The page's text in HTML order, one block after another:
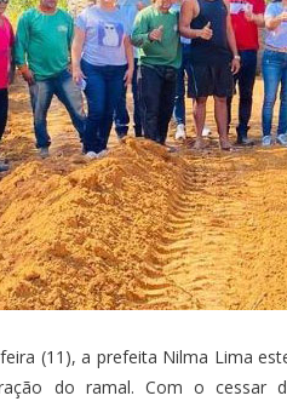
(11), a prefeita Nilma Lima
do ramal. Com o cessar